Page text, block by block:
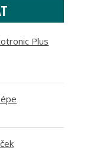
Plus